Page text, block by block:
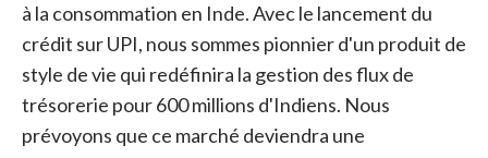
à la consommation en Inde. Avec le lancement du
crédit sur UPI, nous sommes pionnier d'un produit de
style de vie qui redéfinira la gestion des flux de
trésorerie pour 600 millions d'Indiens. Nous
prévoyons que ce marché deviendra une